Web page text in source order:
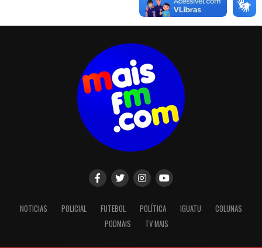
NOTICIAS POLICIAL FUTEBOL POLÍTICA IGUATU
COLUNAS
PODMAIS
TV MAIS